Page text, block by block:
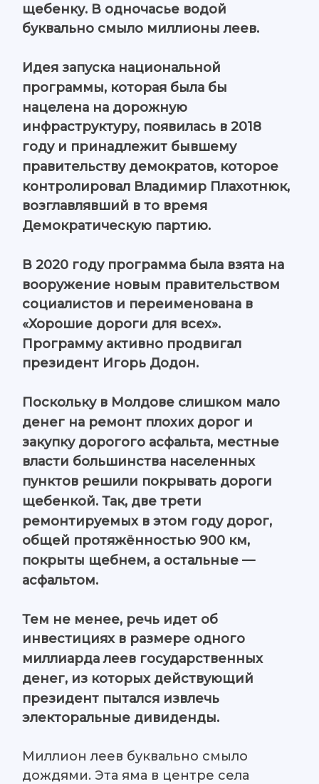
щебенку. В одночасье водой
буквально смыло миллионы леев.
Идея запуска национальной
программы, которая была бы
нацелена на дорожную
инфраструктуру, появилась в 2018
году и принадлежит бывшему
правительству демократов, которое
контролировал Владимир Плахотнюк,
возглавлявший в то время
Демократическую партию.
В 2020 году программа была взята на
вооружение новым правительством
социалистов и переименована в
«Хорошие дороги для всех».
Программу активно продвигал
президент Игорь Додон.
Поскольку в Молдове слишком мало
денег на ремонт плохих дорог и
закупку дорогого асфальта, местные
власти большинства населенных
пунктов решили покрывать дороги
щебенкой. Так, две трети
ремонтируемых в этом году дорог,
общей протяжённостью 900 км,
покрыты щебнем, а остальные —
асфальтом.
Тем не менее, речь идет об
инвестициях в размере одного
миллиарда леев государственных
денег, из которых действующий
президент пытался извлечь
электоральные дивиденды.
Миллион леев буквально смыло
дождями. Эта яма в центре села